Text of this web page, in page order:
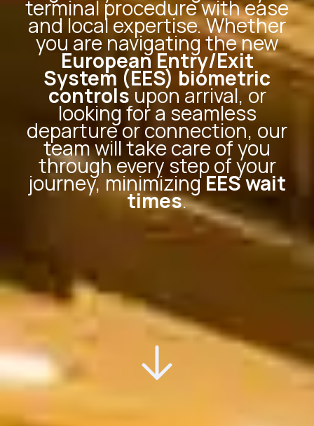
terminal procedure with ease
and local expertise. Whether
you are navigating the new
European Entry/Exit
System (EES) biometric
controlsupon arrival, or
looking for a seamless
departure or connection, our
team will take care of you
through every step of your
journey, minimizingEES wait
times.